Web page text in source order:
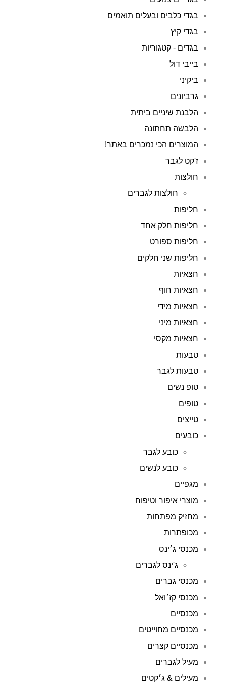
בגדי כלבים ובעלים תואמים
בגדי קיץ
בגדים - קטגוריות
בייבי דול
ביקיני
גרביונים
הלבנת שיניים ביתית
הלבשה תחתונה
המוצרים הכי נמכרים באתר!
ז'קט לגבר
חולצות
חולצות לגברים
חליפות
חליפות חלק אחד
חליפות ספורט
חליפות שני חלקים
חצאיות
חצאיות חוף
חצאיות מידי
חצאיות מיני
חצאיות מקסי
טבעות
טבעות לגבר
טופ נשים
טופים
טייצים
כובעים
כובע לגבר
כובע לנשים
מגפיים
מוצרי איפור וטיפוח
מחזיק מפתחות
מכופתרות
מכנסי ג׳ינס
ג'ינס לגברים
מכנסי גברים
מכנסי קז׳ואל
מכנסיים
מכנסיים מחוייטים
מכנסיים קצרים
מעיל לגברים
מעילים & ג׳קטים